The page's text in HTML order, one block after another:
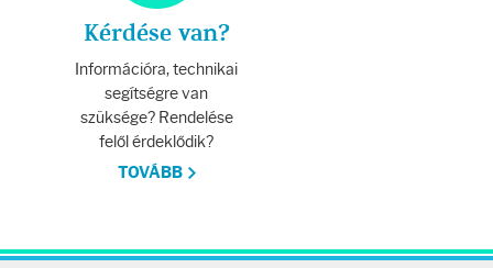
Kérdése van?
Információra, technikai
segítségre van
szüksége? Rendelése
felől érdeklődik?
TOVÁBB